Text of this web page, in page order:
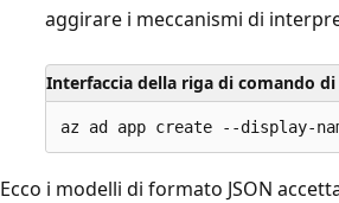
aggirare i meccanismi di
Interfaccia della riga di comando di
Ecco i modelli di formato JSON